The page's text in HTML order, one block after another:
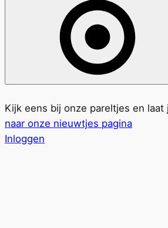
Kijk eens bij onze pareltjes en
naar onze nieuwtjes pagina
Inloggen